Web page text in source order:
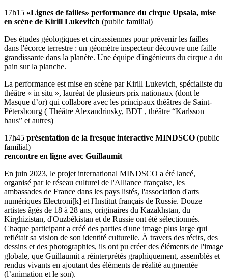
17h15 «Lignes de failles» performance du cirque Upsala, mise
en scène de Kirill Lukevitch (public familial)
Des études géologiques et circassiennes pour prévenir les failles
dans l'écorce terrestre : un géomètre inspecteur découvre une faille
grandissante dans la planète. Une équipe d'ingénieurs du cirque a du
pain sur la planche.
La performance est mise en scène par Kirill Lukevich, spécialiste du
théâtre « in situ », lauréat de plusieurs prix nationaux (dont le
Masque d’or) qui collabore avec les principaux théâtres de Saint-
Pétersbourg ( Théâtre Alexandrinsky, BDT , théâtre “Karlsson
haus” et autres)
17h45 présentation de la fresque interactive MINDSCO (public
familial)
rencontre en ligne avec Guillaumit
En juin 2023, le projet international MINDSCO a été lancé,
organisé par le réseau culturel de l'Alliance française, les
ambassades de France dans les pays listés, l'association d'arts
numériques Electroni[k] et l'Institut français de Russie. Douze
artistes âgés de 18 à 28 ans, originaires du Kazakhstan, du
Kirghizistan, d'Ouzbékistan et de Russie ont été sélectionnés.
Chaque participant a créé des parties d'une image plus large qui
reflétait sa vision de son identité culturelle. À travers des récits, des
dessins et des photographies, ils ont pu créer des éléments de l'image
globale, que Guillaumit a réinterprétés graphiquement, assemblés et
rendus vivants en ajoutant des éléments de réalité augmentée
(l’animation et le son).